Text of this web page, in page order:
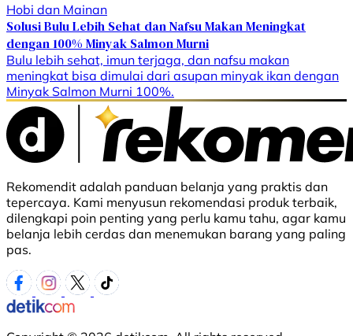
Hobi dan Mainan
Solusi Bulu Lebih Sehat dan Nafsu Makan Meningkat
dengan 100% Minyak Salmon Murni
Bulu lebih sehat, imun terjaga, dan nafsu makan
meningkat bisa dimulai dari asupan minyak ikan dengan
Minyak Salmon Murni 100%.
Rekomendit adalah panduan belanja yang praktis dan
tepercaya. Kami menyusun rekomendasi produk terbaik,
dilengkapi poin penting yang perlu kamu tahu, agar kamu
belanja lebih cerdas dan menemukan barang yang paling
pas.